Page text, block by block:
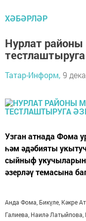
ХӘБӘРЛӘР
Нурлат
Татар-Информ, 9
Узган атнада Фома
һәм әдәбияты
сыйныф укучыларын
әзерләү темасына
Анда Фома, Бикүле, Кәкре
Галиева, Наилә